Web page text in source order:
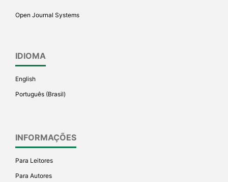
Open Journal Systems
IDIOMA
English
Português (Brasil)
INFORMAÇÕES
Para Leitores
Para Autores